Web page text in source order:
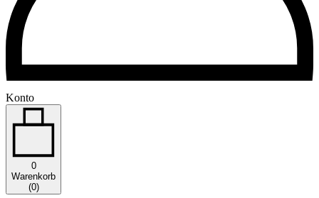
Konto
0
Warenkorb
(0)